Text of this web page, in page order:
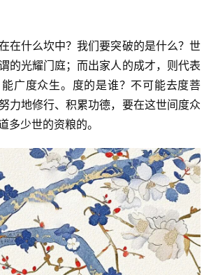
在什么坎中？我们要突破的是什么？世
的光耀门庭；而出家人的成才，则代表
广度众生。度的是谁？不可能去度菩
力地修行、积累功德，要在这世间度众
多少世的资粮的。